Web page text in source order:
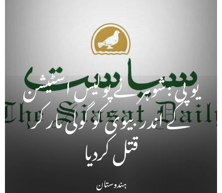
یو پی :شوہر نے پولیس اسٹیشن
کے اندر بیوی کو گولی مار کر
قتل کردیا
ہندوستان